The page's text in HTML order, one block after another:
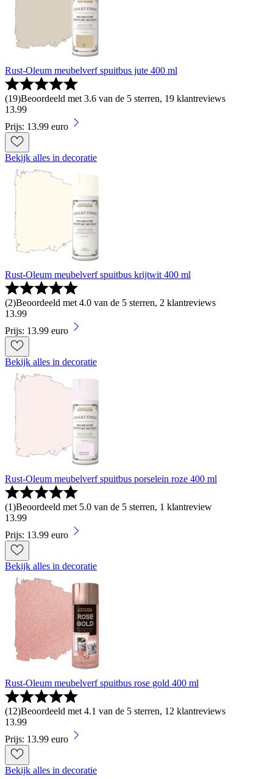
Rust-Oleum meubelverf spuitbus jute 400 ml
(19)Beoordeeld met 3.6 van de 5 sterren, 19 klantreviews
13.99
Prijs: 13.99 euro
Bekijk alles in decoratie
Rust-Oleum meubelverf spuitbus krijtwit 400 ml
(2)Beoordeeld met 4.0 van de 5 sterren, 2 klantreviews
13.99
Prijs: 13.99 euro
Bekijk alles in decoratie
Rust-Oleum meubelverf spuitbus porselein roze 400 ml
(1)Beoordeeld met 5.0 van de 5 sterren, 1 klantreview
13.99
Prijs: 13.99 euro
Bekijk alles in decoratie
Rust-Oleum meubelverf spuitbus rose gold 400 ml
(12)Beoordeeld met 4.1 van de 5 sterren, 12 klantreviews
13.99
Prijs: 13.99 euro
Bekijk alles in decoratie